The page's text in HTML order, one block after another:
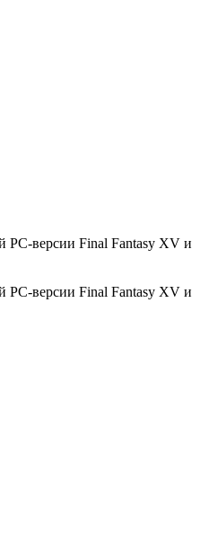
PC-версии Final Fantasy XV и
PC-версии Final Fantasy XV и